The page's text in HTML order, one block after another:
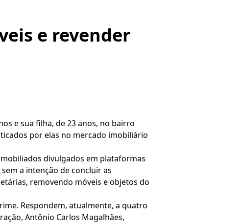
e revender
e sua filha, de 23 anos, no bairro
por elas no mercado imobiliário
divulgados em plataformas
a intenção de concluir as
removendo móveis e objetos do
Respondem, atualmente, a quatro
Antônio Carlos Magalhães,